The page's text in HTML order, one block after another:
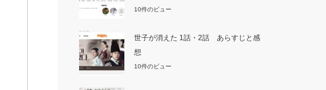
10件のビュー
世子が消えた 1話・2話 あらすじと感
想
10件のビュー